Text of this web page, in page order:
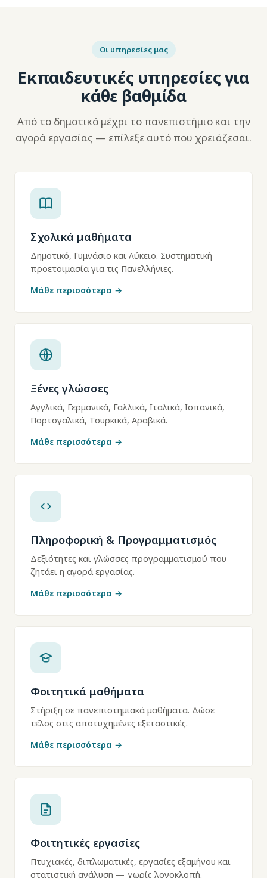
Οι υπηρεσίες μας
Εκπαιδευτικές υπηρεσίες για
κάθε βαθμίδα
Από το δημοτικό μέχρι το πανεπιστήμιο και την
αγορά εργασίας — επίλεξε αυτό που χρειάζεσαι.
Σχολικά μαθήματα
Δημοτικό, Γυμνάσιο και Λύκειο. Συστηματική
προετοιμασία για τις Πανελλήνιες.
Μάθε περισσότερα →
Ξένες γλώσσες
Αγγλικά, Γερμανικά, Γαλλικά, Ιταλικά, Ισπανικά,
Πορτογαλικά, Τουρκικά, Αραβικά.
Μάθε περισσότερα →
Πληροφορική & Προγραμματισμός
Δεξιότητες και γλώσσες προγραμματισμού που
ζητάει η αγορά εργασίας.
Μάθε περισσότερα →
Φοιτητικά μαθήματα
Στήριξη σε πανεπιστημιακά μαθήματα. Δώσε
τέλος στις αποτυχημένες εξεταστικές.
Μάθε περισσότερα →
Φοιτητικές εργασίες
Πτυχιακές, διπλωματικές, εργασίες εξαμήνου και
στατιστική ανάλυση — χωρίς λογοκλοπή.